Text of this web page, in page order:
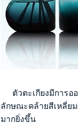
ตัวตะเกียงมีการออ
ลักษณะคล้ายสีเหลี่ย
มากยิ่งขึ้น